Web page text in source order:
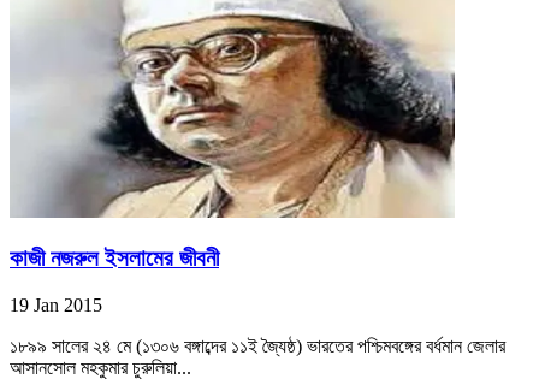
কাজী নজরুল ইসলামের জীবনী
19 Jan 2015
১৮৯৯ সালের ২৪ মে (১৩০৬ বঙ্গাব্দের ১১ই জ্যৈষ্ঠ) ভারতের পশ্চিমবঙ্গের বর্ধমান জেলার
আসানসোল মহকুমার চুরুলিয়া...